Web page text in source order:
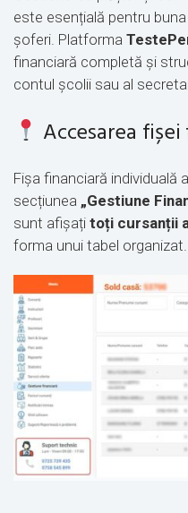
este esențială pentru
șoferi. Platforma
financiară completă și
contul școlii sau al
Accesarea
Fișa financiară individuală
secțiunea „Gestiune
sunt afișați toți cursanții
forma unui tabel organizat.